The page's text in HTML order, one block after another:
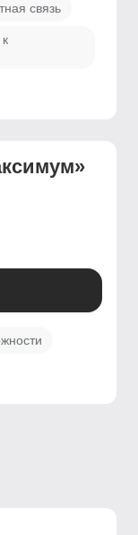
связь